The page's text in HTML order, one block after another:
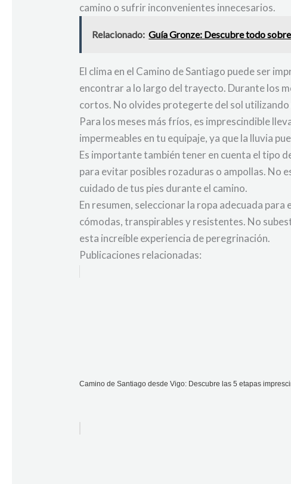
camino o sufrir inconvenientes innecesarios.
Relacionado: Guía Gronze: Descubre todo
El clima en el Camino de Santiago puede ser
encontrar a lo largo del trayecto. Durante los
cortos. No olvides protegerte del sol
Para los meses más fríos, es imprescindible
impermeables en tu equipaje, ya que la lluvia
Es importante también tener en cuenta el tipo
para evitar posibles rozaduras o ampollas. No
cuidado de tus pies durante el camino.
En resumen, seleccionar la ropa adecuada
cómodas, transpirables y resistentes. No
esta increíble experiencia de peregrinación.
Publicaciones relacionadas:
Camino de Santiago desde Vigo: Descubre las 5 etapas